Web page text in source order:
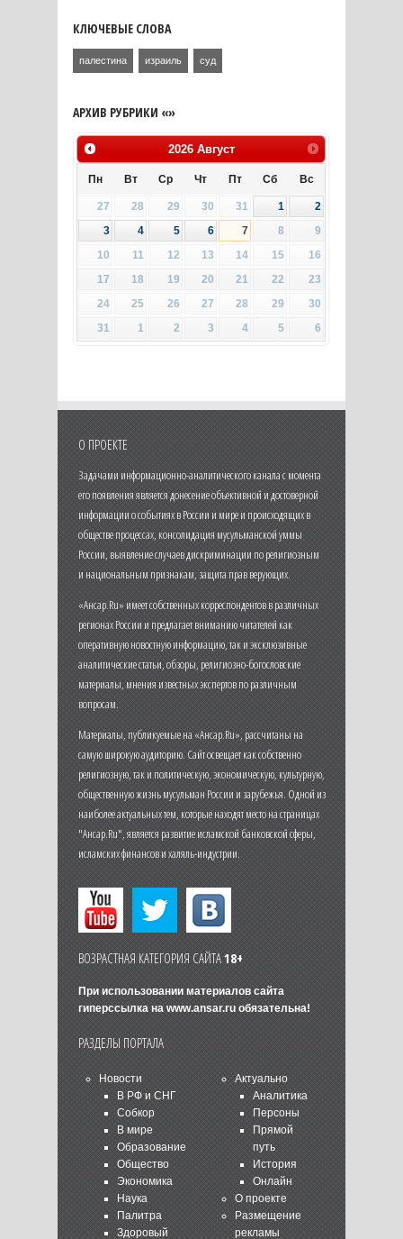
КЛЮЧЕВЫЕ СЛОВА
палестина израиль суд
АРХИВ РУБРИКИ «»
2026 Август
Пн Вт Ср Чт Пт Сб Вс
27 28 29 30 31 1
2
3
4 5 6 7 8
9
10
11 12 13 14 15
16
17
18 19 20 21 22
23
24
25 26 27 28 29
30
31
1 2 3 4 5 6
О ПРОЕКТЕ
Задачами информационно-аналитического канала с момента
его появления является донесение объективной и достоверной
информации о событиях в России и мире и происходящих в
обществе процессах, консолидация мусульманской уммы
России, выявление случаев дискриминации по религиозным
и национальным признакам, защита прав верующих.
«Ансар.Ru» имеет собственных корреспондентов в различных
регионах России и предлагает вниманию читателей как
оперативную новостную информацию, так и эксклюзивные
аналитические статьи, обзоры, религиозно-богословские
материалы, мнения известных экспертов по различным
вопросам.
Материалы, публикуемые на «Ансар.Ru», рассчитаны на
самую широкую аудиторию. Сайт освещает как собственно
религиозную, так и политическую, экономическую, культурную,
общественную жизнь мусульман России и зарубежья. Одной из
наиболее актуальных тем, которые находят место на страницах
"Ансар.Ru", является развитие исламской банковской сферы,
исламских финансов и халяль-индустрии.
ВОЗРАСТНАЯ КАТЕГОРИЯ САЙТА18+
При использовании материалов сайта
гиперссылка на www.ansar.ruобязательна!
РАЗДЕЛЫ ПОРТАЛА
Новости
В РФ и СНГ
Собкор
В мире
Образование
Общество
Экономика
Наука
Палитра
Здоровый
Актуально
Аналитика
Персоны
Прямой
путь
История
Онлайн
О проекте
Размещение
рекламы